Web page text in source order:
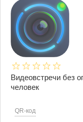
Видеовстречи без
человек
QR-код